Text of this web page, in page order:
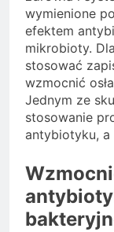
wymienione
efektem
mikrobioty.
stosować
wzmocnić
Jednym ze
stosowanie
antybiotyku, a